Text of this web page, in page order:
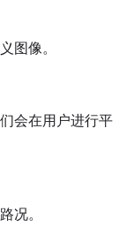
图像。
会在用户进行平
况。